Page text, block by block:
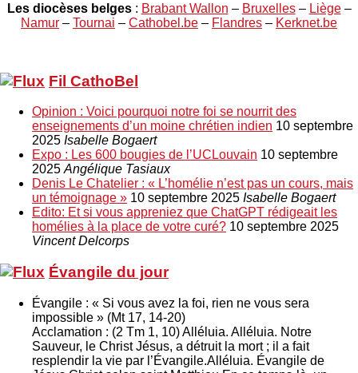
Les diocèses belges: Brabant Wallon – Bruxelles– Liège–
Namur – Tournai – Cathobel.be – Flandres – Kerknet.be
Fil CathoBel
Opinion : Voici pourquoi notre foi se nourrit des
enseignements d’un moine chrétien indien 10 septembre
2025 Isabelle Bogaert
Expo : Les 600 bougies de l’UCLouvain 10 septembre
2025 Angélique Tasiaux
Denis Le Chatelier : « L’homélie n’est pas un cours, mais
un témoignage » 10 septembre 2025 Isabelle Bogaert
Edito: Et si vous appreniez que ChatGPT rédigeait les
homélies à la place de votre curé? 10 septembre 2025
Vincent Delcorps
Évangile du jour
Évangile : « Si vous avez la foi, rien ne vous sera
impossible » (Mt 17, 14-20)
Acclamation : (2 Tm 1, 10) Alléluia. Alléluia. Notre
Sauveur, le Christ Jésus, a détruit la mort ; il a fait
resplendir la vie par l’Évangile.Alléluia. Évangile de